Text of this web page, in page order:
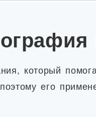
который
его